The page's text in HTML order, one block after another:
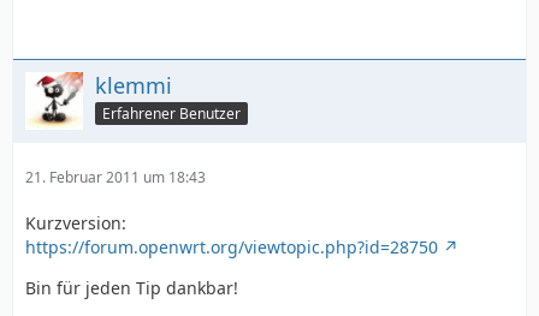
klemmi
Erfahrener Benutzer
21. Februar 2011 um 18:43
Kurzversion:
https://forum.openwrt.org/viewtopic.php?id=28750
Bin für jeden Tip dankbar!